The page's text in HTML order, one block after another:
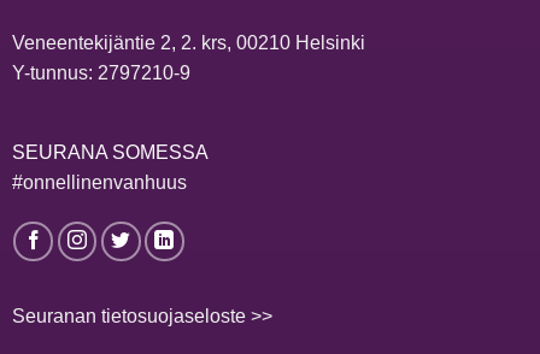
Veneentekijäntie 2, 2. krs, 00210 Helsinki
Y-tunnus: 2797210-9
SEURANA SOMESSA
#onnellinenvanhuus
Seuranan tietosuojaseloste >>